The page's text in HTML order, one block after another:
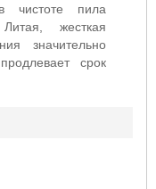
чистоте пила
жесткая
значительно
срок